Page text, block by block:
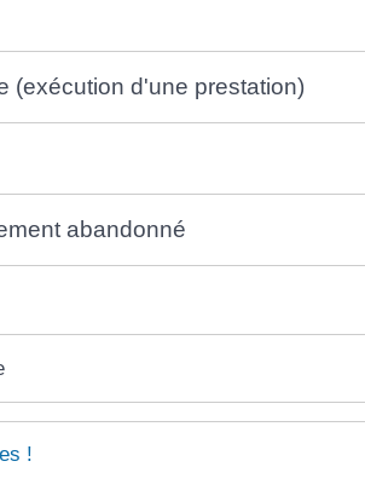
(exécution d'une prestation)
abandonné
!